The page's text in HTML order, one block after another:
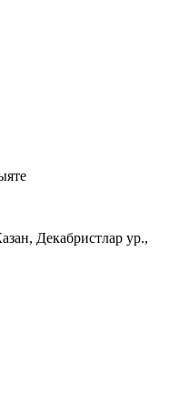
Декабристлар ур.,